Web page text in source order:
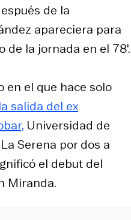
de la
apareciera para
la jornada en el 78′.
en el que hace solo
salida del ex
Universidad de
Serena por dos a
el debut del
Miranda.